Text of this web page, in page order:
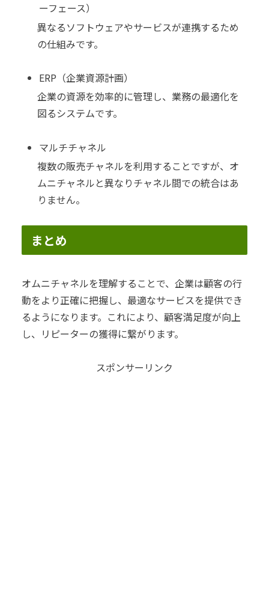
ーフェース）
異なるソフトウェアやサービスが連携するため
の仕組みです。
ERP（企業資源計画）
企業の資源を効率的に管理し、業務の最適化を
図るシステムです。
マルチチャネル
複数の販売チャネルを利用することですが、オ
ムニチャネルと異なりチャネル間での統合はあ
りません。
まとめ
オムニチャネルを理解することで、企業は顧客の行
動をより正確に把握し、最適なサービスを提供でき
るようになります。これにより、顧客満足度が向上
し、リピーターの獲得に繋がります。
スポンサーリンク